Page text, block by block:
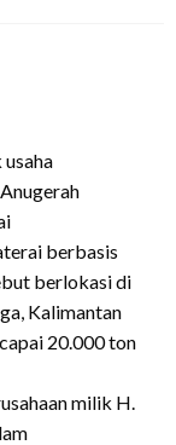
usaha
berbasis
berlokasi di
Kalimantan
20.000 ton
milik H.